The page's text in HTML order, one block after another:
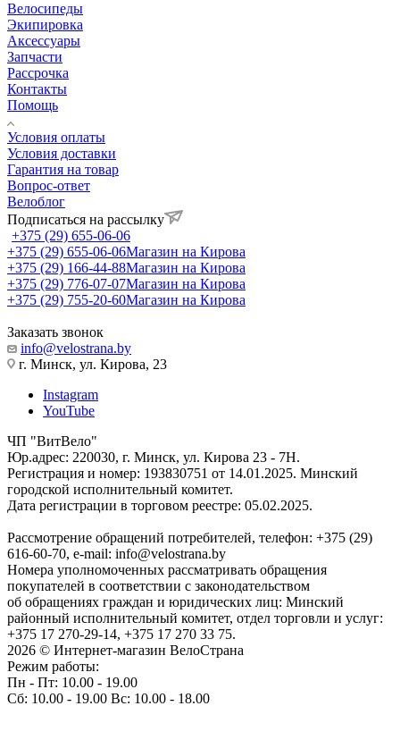
Велосипеды
Экипировка
Аксессуары
Запчасти
Рассрочка
Контакты
Помощь
Условия оплаты
Условия доставки
Гарантия на товар
Вопрос-ответ
Велоблог
Подписаться на рассылку
+375 (29) 655-06-06
+375 (29) 655-06-06Магазин на Кирова
+375 (29) 166-44-88Магазин на Кирова
+375 (29) 776-07-07Магазин на Кирова
+375 (29) 755-20-60Магазин на Кирова
Заказать звонок
info@velostrana.by
г. Минск, ул. Кирова, 23
Instagram
YouTube
ЧП "ВитВело"
Юр.адрес: 220030, г. Минск, ул. Кирова 23 - 7Н.
Регистрация и номер: 193830751 от 14.01.2025. Минский
городской исполнительный комитет.
Дата регистрации в торговом реестре: 05.02.2025.
Рассмотрение обращений потребителей, телефон: +375 (29)
616-60-70, e-mail: info@velostrana.by
Номера уполномоченных рассматривать обращения
покупателей в соответствии с законодательством
об обращениях граждан и юридических лиц: Минский
районный исполнительный комитет, отдел торговли и услуг:
+375 17 270-29-14, +375 17 270 33 75.
2026 © Интернет-магазин ВелоСтрана
Режим работы:
Пн - Пт: 10.00 - 19.00
Сб: 10.00 - 19.00 Вс: 10.00 - 18.00